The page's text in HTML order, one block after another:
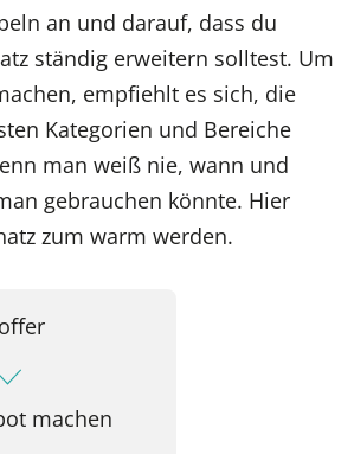
an und darauf, dass du
ständig erweitern solltest. Um
empfiehlt es sich, die
Kategorien und Bereiche
man weiß nie, wann und
gebrauchen könnte. Hier
zum warm werden.
machen